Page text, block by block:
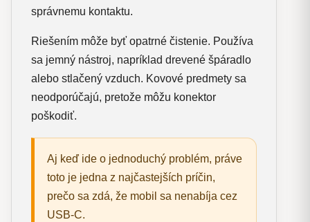
správnemu kontaktu.
Riešením môže byť opatrné čistenie. Používa
sa jemný nástroj, napríklad drevené špáradlo
alebo stlačený vzduch. Kovové predmety sa
neodporúčajú, pretože môžu konektor
poškodiť.
Aj keď ide o jednoduchý problém, práve
toto je jedna z najčastejších príčin,
prečo sa zdá, že mobil sa nenabíja cez
USB-C.